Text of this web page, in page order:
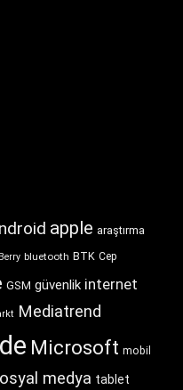
apple araştırma
bluetooth BTK Cep
GSM güvenlik internet
Mediatrend
Microsoft mobil
medya tablet